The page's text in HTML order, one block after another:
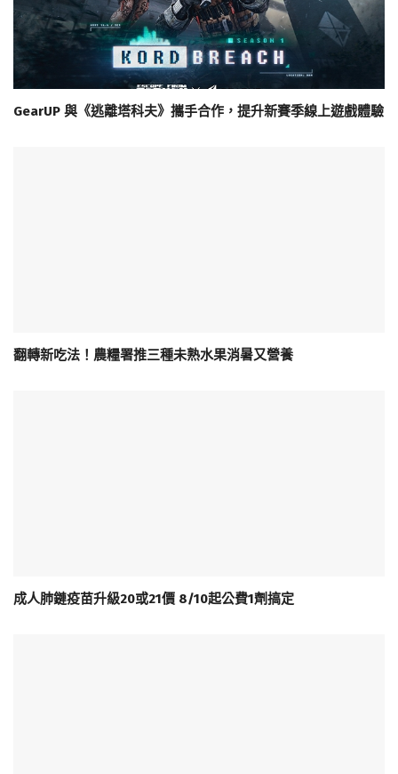
GearUP 與《逃離塔科夫》攜手合作，提升新賽季線上遊戲體驗
翻轉新吃法！農糧署推三種未熟水果消暑又營養
成人肺鏈疫苗升級20或21價 8/10起公費1劑搞定